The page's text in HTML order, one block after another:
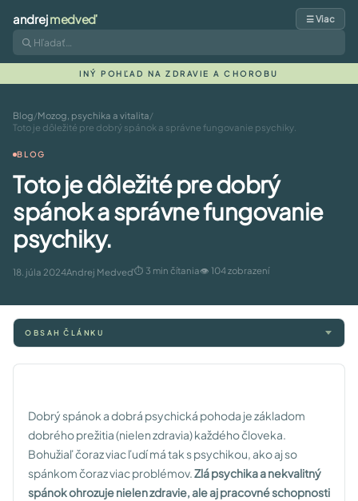
andrejmedveď ☰ Viac
INÝ POHĽAD NA ZDRAVIE A CHOROBU
Blog/Mozog, psychika a vitalita/
Toto je dôležité pre dobrý spánok a správne fungovanie psychiky.
BLOG
Toto je dôležité pre dobrý
spánok a správne fungovanie
psychiky.
18. júla 2024Andrej Medveď⏱ 3 min čítania👁 104 zobrazení
OBSAH ČLÁNKU
Dobrý spánok a dobrá psychická pohoda je základom
dobrého prežitia (nielen zdravia) každého človeka.
Bohužiaľ čoraz viac ľudí má tak s psychikou, ako aj so
spánkom čoraz viac problémov.Zlá psychika a nekvalitný
spánok ohrozuje nielen zdravie, ale aj pracovné schopnosti